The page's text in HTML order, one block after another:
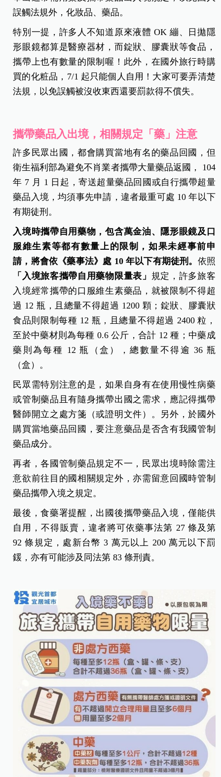
誤觸法規外，化妝品、藥品。
特別一提，許多人不知道原來液體 OK 繃、日拋隱
形眼鏡都算是醫療器材，而錠狀、膠囊狀等食品，
攜帶上也有數量的限制喔！此外，在國外旅行時購
買的化粧品，7/1 起只能個人自用！大家可要弄清楚
法規，以免誤觸被沒收東西還要罰款得不償失。
攜帶藥品入出境，相關規定「藥」注意
許多民眾出國，都會購買當地有名的藥品回國，但
衛生福利部為避免不肖業者攜帶大量藥品返國， 104
年 7 月 1 日起，寄送超量藥品回國或自行攜帶超量
藥品入境，均須事先申請，違者最重可處 10 年以下
有期徒刑。
入境時攜帶自用藥物，包含萬金油、隱形眼鏡及口
服維生素等都有數量上的限制，如果未經事前申
請，將會依《藥事法》處 10 年以下有期徒刑。 依照
「入境旅客攜帶自用藥物限量表」 規定，許多旅客
入境經常攜帶的口服維生素藥品，就被限制不得超
過 12 瓶，且總量不得超過 1200 顆；錠狀、膠囊狀
食品則限制每種 12 瓶，且總量不得超過 2400 粒，
至於中藥材則為每種 0.6 公斤，合計 12 種；中藥成
藥則為每種 12 瓶（盒），總數量不得逾 36 瓶
（盒）。
民眾需特別注意的是，如果自身有在使用慢性病藥
或管制藥品且有隨身攜帶出國之需求，應記得攜帶
醫師開立之處方箋（或證明文件）。另外，於國外
購買當地藥品回國，要注意藥品是否含有我國管制
藥品成分。
再者，各國管制藥品規定不一，民眾出境時除需注
意欲前往目的國相關規定外，亦需留意回國時管制
藥品攜帶入境之規定。
最後，食藥署提醒，出國後攜帶藥品入境，僅能供
自用，不得販賣，違者將可依藥事法第 27 條及第
92 條規定，處新台幣 3 萬元以上 200 萬元以下罰
鍰，亦有可能涉及同法第 83 條刑責。